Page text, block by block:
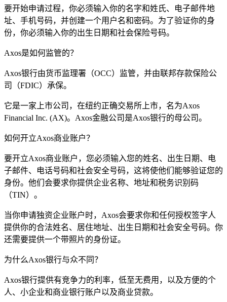
要开始申请过程，你必须输入你的名字和姓氏、电子邮件地
址、手机号码，并创建一个用户名和密码。为了验证你的身
份，你必须输入你的出生日期和社会保险号码。
Axos是如何监管的？
Axos银行由货币监理署（OCC）监管，并由联邦存款保险公
司（FDIC）承保。
它是一家上市公司，在纽约正确交易所上市，名为Axos
Financial Inc. (AX)。Axos金融公司是Axos银行的母公司。
如何开立Axos商业账户？
要开立Axos商业账户，您必须输入您的姓名、出生日期、电
子邮件、电话号码和社会安全号码，这将使他们能够验证您的
身份。他们会要求你提供企业名称、地址和税务识别码
（TIN）。
当你申请独资企业账户时，Axos会要求你和任何授权签字人
提供你的合法姓名、居住地址、出生日期和社会安全号码。你
还需要提供一个带照片的身份证。
为什么Axos银行与众不同？
Axos银行提供有竞争力的利率，低至无费用，以及方便的个
人、小企业和商业银行账户以及商业贷款。